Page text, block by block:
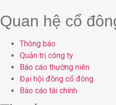
Quan hệ cổ
Thông báo
Quản trị công ty
Báo cáo thường niên
Đại hội đồng cổ đông
Báo cáo tài chính